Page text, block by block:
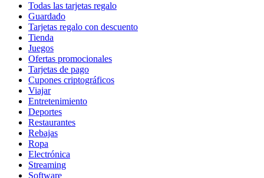
Todas las tarjetas regalo
Guardado
Tarjetas regalo con descuento
Tienda
Juegos
Ofertas promocionales
Tarjetas de pago
Cupones criptográficos
Viajar
Entretenimiento
Deportes
Restaurantes
Rebajas
Ropa
Electrónica
Streaming
Software